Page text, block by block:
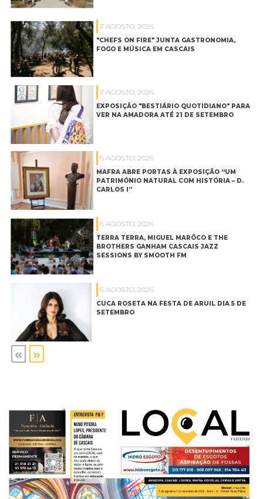
7 AGOSTO, 2026
"CHEFS ON FIRE" JUNTA GASTRONOMIA,
FOGO E MÚSICA EM CASCAIS
7 AGOSTO, 2026
EXPOSIÇÃO "BESTIÁRIO QUOTIDIANO" PARA
VER NA AMADORA ATÉ 21 DE SETEMBRO
6 AGOSTO, 2026
MAFRA ABRE PORTAS À EXPOSIÇÃO “UM
PATRIMÓNIO NATURAL COM HISTÓRIA – D.
CARLOS I”
6 AGOSTO, 2026
TERRA TERRA, MIGUEL MARÔCO E THE
BROTHERS GANHAM CASCAIS JAZZ
SESSIONS BY SMOOTH FM
6 AGOSTO, 2026
CUCA ROSETA NA FESTA DE ARUIL DIA 5 DE
SETEMBRO
« »